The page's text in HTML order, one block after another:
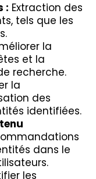
: Extraction des
tels que les
la
et la
recherche.
la
des
identifiées.
dans le
les